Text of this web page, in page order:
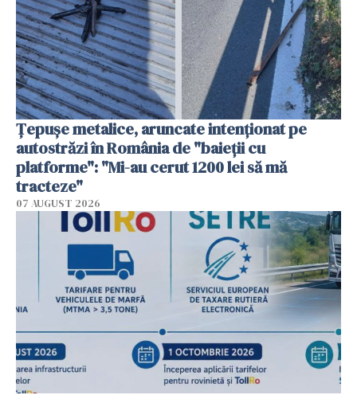
Țepușe metalice, aruncate intenționat pe
autostrăzi în România de "baieții cu
platforme": "Mi-au cerut 1200 lei să mă
tracteze"
07 AUGUST 2026